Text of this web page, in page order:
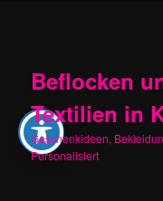
Beflocken
Textilien in
Geschenkideen,
Personalisiert